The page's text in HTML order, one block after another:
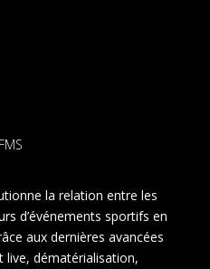
la relation entre les
d’événements sportifs en
aux dernières avancées
live, dématérialisation,